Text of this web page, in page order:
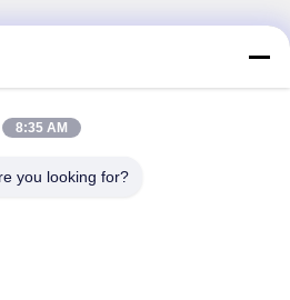
gebouw G, Guancheng Low
Shangcun Community, Gongming
8:35 AM
you looking for?